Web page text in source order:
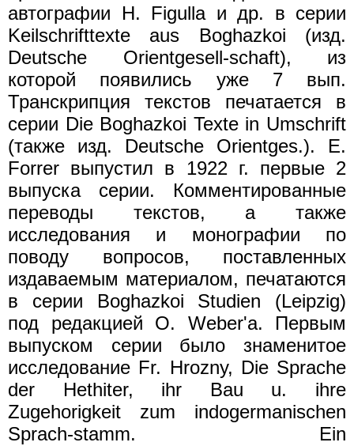
автографии Н. Figullа и др. в серии
Keilschrifttexte aus Boghazkoi (изд.
Deutsche Orientgesell-schaft), из
которой появились уже 7 вып.
Транскрипция текстов печатается в
серии Die Boghazkoi Texte in Umschrift
(также изд. Deutsche Orientges.). E.
Forrer выпустил в 1922 г. первые 2
выпуска серии. Комментированные
переводы текстов, а также
исследования и монографии по
поводу вопросов, поставленных
издаваемым материалом, печатаются
в серии Boghazkoi Studien (Leipzig)
под редакцией О. Wеbеr'а. Первым
выпуском серии было знаменитое
исследование Fr. Нrоznу, Die Sprache
der Hethiter, ihr Bau u. ihre
Zugehorigkeit zum indogermanischen
Sprach-stamm. Ein